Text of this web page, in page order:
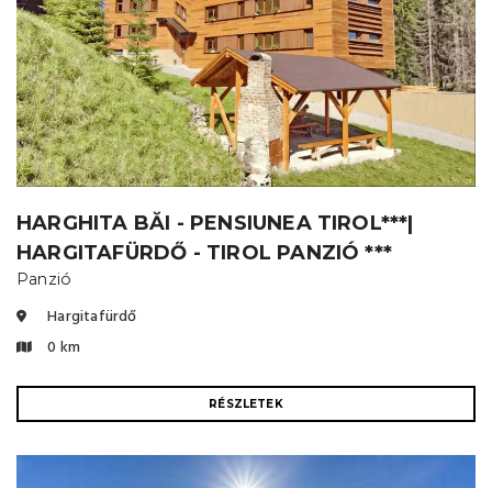
HARGHITA BĂI - PENSIUNEA TIROL***|
HARGITAFÜRDŐ - TIROL PANZIÓ ***
Panzió
Hargitafürdő
0 km
RÉSZLETEK